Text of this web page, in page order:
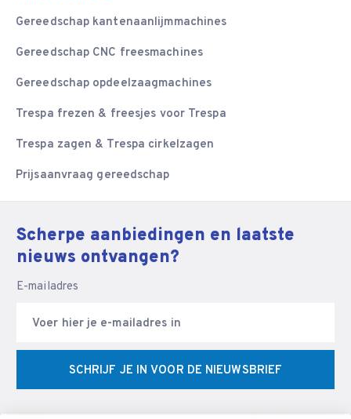
Gereedschap kantenaanlijmmachines
Gereedschap CNC freesmachines
Gereedschap opdeelzaagmachines
Trespa frezen & freesjes voor Trespa
Trespa zagen & Trespa cirkelzagen
Prijsaanvraag gereedschap
Scherpe aanbiedingen en laatste
nieuws ontvangen?
E-mailadres
SCHRIJF JE IN VOOR DE NIEUWSBRIEF